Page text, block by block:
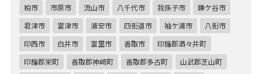
柏市
市原市 流山市 八千代市 我孫子市
鎌ケ谷市
君津市
富津市 浦安市 四街道市 袖ケ浦市
八街市
印西市
白井市 富里市 香取市
印旛郡酒々井町
印旛郡栄町
香取郡神崎町 香取郡多古町
山武郡芝山町